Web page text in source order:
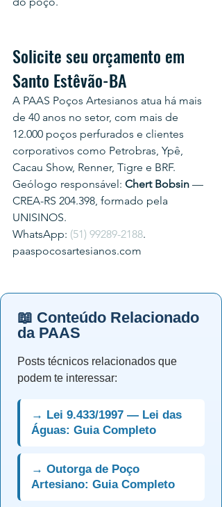
Solicite seu orçamento em
Santo Estêvão-BA
A PAAS Poços Artesianos atua há mais
de 40 anos no setor, com mais de
12.000 poços perfurados e clientes
corporativos como Petrobras, Ypê,
Cacau Show, Renner, Tigre e BRF.
Geólogo responsável: Chert Bobsin —
CREA-RS 204.398, formado pela
UNISINOS.
WhatsApp: (51) 99289-2188.
paaspocosartesianos.com
📖 Conteúdo Relacionado
da PAAS
Posts técnicos relacionados que
podem te interessar:
→ Lei 9.433/1997 — Lei das
Águas: Guia Completo
→ Outorga de Poço
Artesiano: Guia Completo